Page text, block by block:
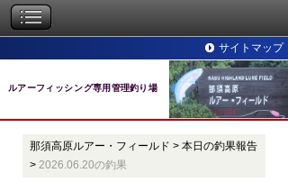
サイトマップ
ルアーフィッシング専用管理釣り場
那須高原ルアー・フィールド > 本日の釣果報告
> 2026.06.20の釣果